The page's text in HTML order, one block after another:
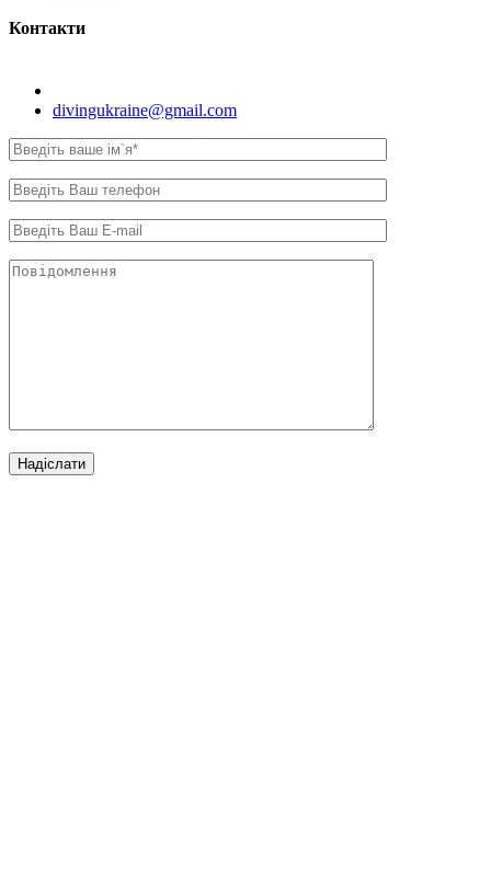
Контакти
divingukraine@gmail.com